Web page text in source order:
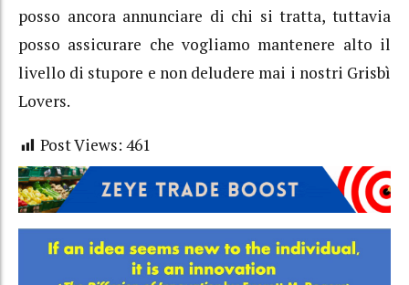
posso ancora annunciare di chi si tratta, tuttavia
posso assicurare che vogliamo mantenere alto il
livello di stupore e non deludere mai i nostri Grisbì
Lovers.
Post Views: 461